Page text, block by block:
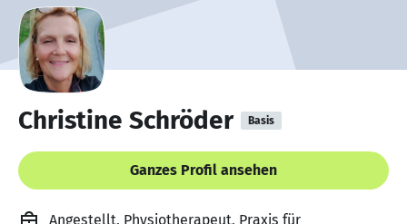
Christine Schröder Basis
Ganzes Profil ansehen
Angestellt, Physiotherapeut, Praxis für